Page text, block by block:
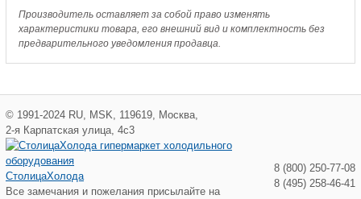
HV10M4
Hongsen
Производитель оставляет за собой право изменять
характеристики товара, его внешний вид и комплектность без
предварительного уведомления продавца.
© 1991-2024 RU MSK 119619 Москва
2-я Карпатская улица, 4с3
СтолицаХолода
Все замечания и пожелания присылайте на
8 (800) 250-77-08
8 (495) 258-46-41